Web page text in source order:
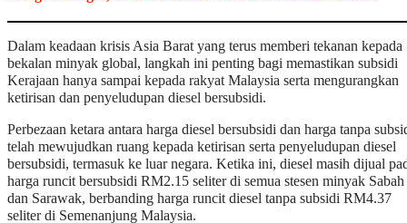
telah mewujudkan ruang kepada ketirisan serta penyeludupan diesel
bersubsidi, termasuk ke luar negara. Ketika ini, diesel masih dijual
harga runcit bersubsidi RM2.15 seliter di semua stesen minyak Sabah
dan Sarawak, berbanding harga runcit diesel tanpa subsidi RM4.37
seliter di Semenanjung Malaysia.
Dengan pembaharuan penyasaran subsidi diesel, harga runcit diesel di
Sabah dan Sarawak akan diselaraskan kepada harga runcit di
Semenanjung Malaysia dan dengan itu, bukan warganegara tidak lagi
menikmati subsidi. Pada masa yang sama,rakyat di Sabah dan
Sarawak dengan kenderaan diesel akan menikmati
harga runcit daripada RM2.15 seliter kepada RM2.10 seliter